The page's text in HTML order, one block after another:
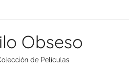
Obseso
de Películas